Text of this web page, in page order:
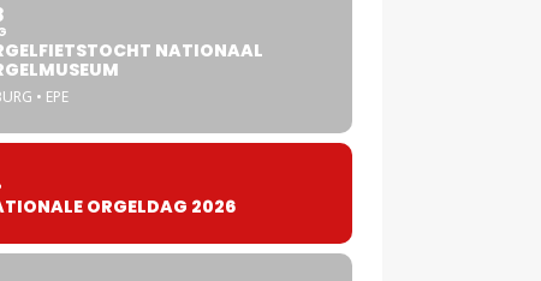
NATIONAAL
• EPE
ORGELDAG 2026